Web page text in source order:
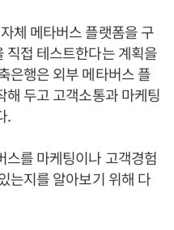
체 메타버스 플랫폼을 구
직접 테스트한다는 계획을
은행은 외부 메타버스 플
두고 고객소통과 마케팅
.
스를 마케팅이나 고객경험
는지를 알아보기 위해 다